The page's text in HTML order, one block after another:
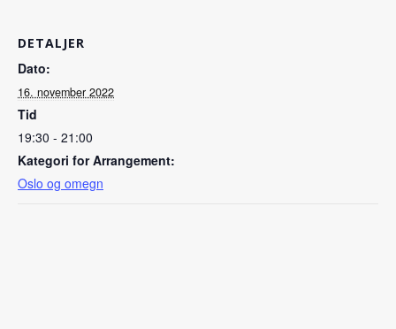
DETALJER
Dato:
16. november 2022
Tid
19:30 - 21:00
Kategori for Arrangement:
Oslo og omegn